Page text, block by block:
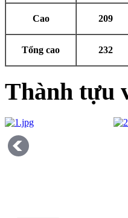
Cao 209
Tổng cao 232
Thành tựu